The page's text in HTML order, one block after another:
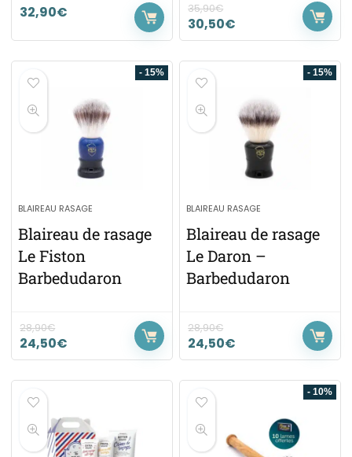
32,90€ 35,90€
30,50€
- 15%
BLAIREAU RASAGE
Blaireau de rasage
Le Fiston
Barbedudaron
28,90€
24,50€
- 15%
BLAIREAU RASAGE
Blaireau de rasage
Le Daron –
Barbedudaron
28,90€
24,50€
- 10%